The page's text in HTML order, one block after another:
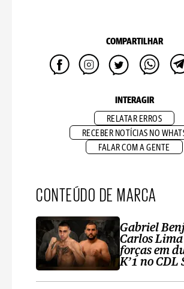
COMPARTILHAR
INTERAGIR
RELATAR ERROS
RECEBER NOTÍCIAS NO
FALAR COM A GENTE
CONTEÚDO DE MARCA
Gabriel
Carlos
forças em
K’1 no CDL